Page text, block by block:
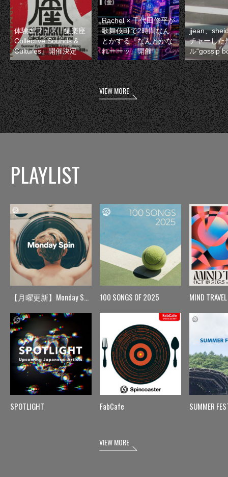
体験型フェス『集楽座
Collective Sounds &
Cultures』開催決定
Rachel × 千代田修平が
歌舞伎町で2時間なん
とかする『なんとかな
れーーッ』開催
jjean、
チャーした
ル“gossip
VIEW MORE
PLAYLIST
【月曜更新】Monday Spin
SPOTLIGHT
100 SONGS OF 2025
FabCafe
MIND TRAVEL
SUMMER
VIEW MORE